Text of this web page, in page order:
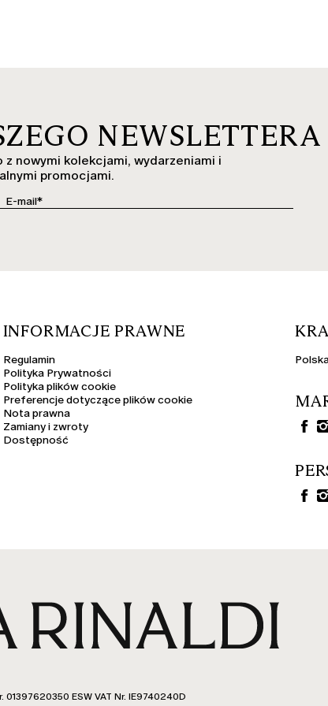
NEWSLETTERA
z nowymi kolekcjami, wydarzeniami i
promocjami.
INFORMACJE PRAWNE
Regulamin
Polityka Prywatności
Polityka plików cookie
Preferencje dotyczące plików cookie
Nota prawna
Zamiany i zwroty
Dostępność
01397620350 ESW VAT Nr. IE9740240D